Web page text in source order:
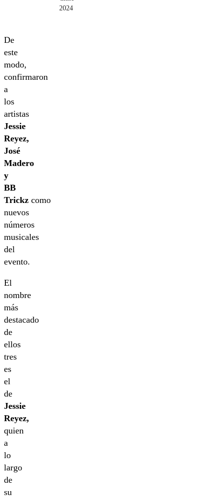
2024
De
este
modo,
confirmaron
a
los
artistas
Jessie
Reyez,
José
Madero
y
BB
Trickz como
nuevos
números
musicales
del
evento.
El
nombre
más
destacado
de
ellos
tres
es
el
de
Jessie
Reyez,
quien
a
lo
largo
de
su